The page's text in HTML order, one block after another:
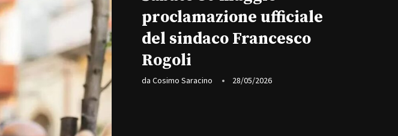
proclamazione ufficiale
del sindaco Francesco
Rogoli
da Cosimo Saracino 28/05/2026